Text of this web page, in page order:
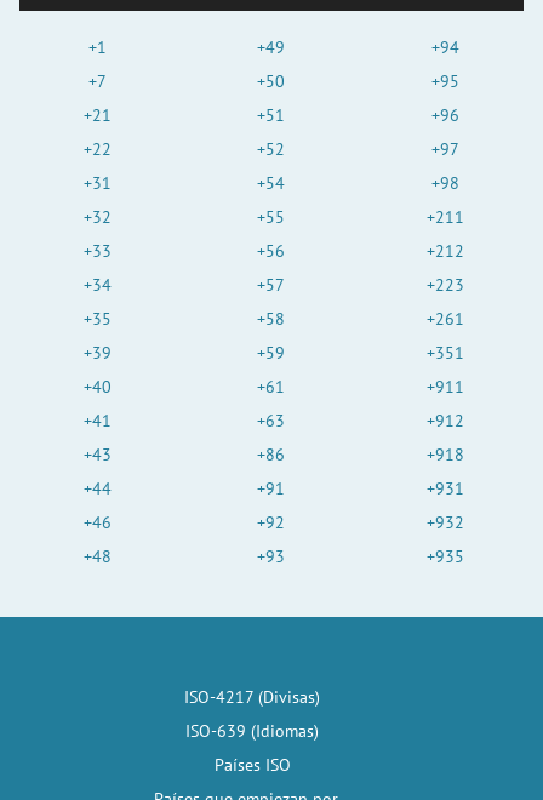
+1
+7
+21
+22
+31
+32
+33
+34
+35
+39
+40
+41
+43
+44
+46
+48
+49
+50
+51
+52
+54
+55
+56
+57
+58
+59
+61
+63
+86
+91
+92
+93
+94
+95
+96
+97
+98
+211
+212
+223
+261
+351
+911
+912
+918
+931
+932
+935
ISO-4217 (Divisas)
ISO-639 (Idiomas)
Países ISO